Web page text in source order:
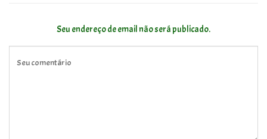
Seu endereço de email não será publicado.